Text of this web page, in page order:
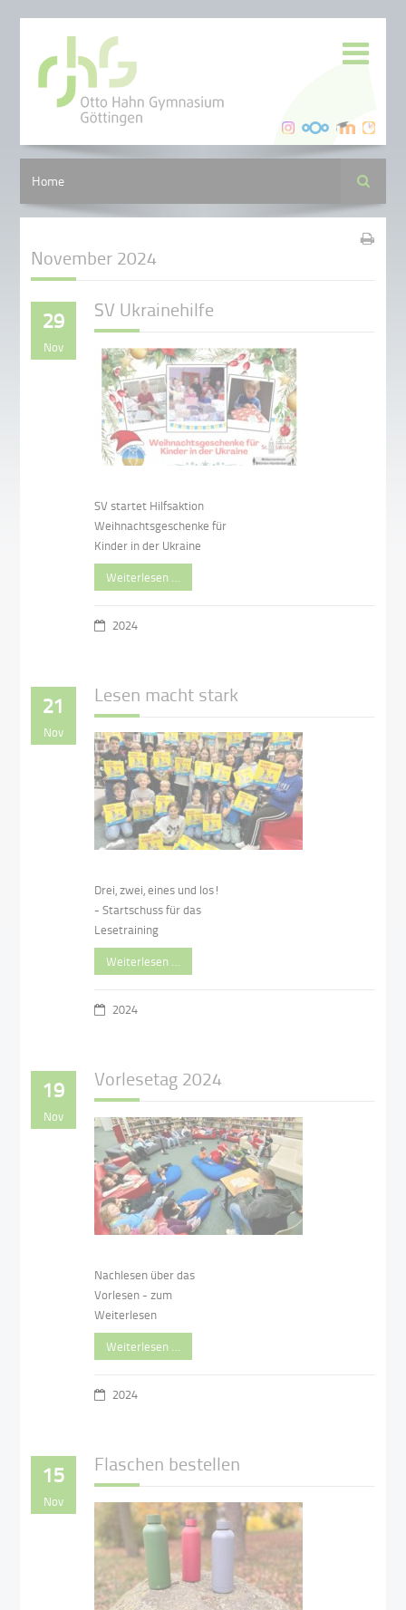
Home Suche
November 2024
29
Nov
SV Ukrainehilfe
SV startet Hilfsaktion
Weihnachtsgeschenke für
Kinder in der Ukraine
Weiterlesen …
2024
21
Nov
Lesen macht stark
Drei, zwei, eines und los!
- Startschuss für das
Lesetraining
Weiterlesen …
2024
19
Nov
Vorlesetag 2024
Nachlesen über das
Vorlesen - zum
Weiterlesen
Weiterlesen …
2024
15
Nov
Flaschen bestellen